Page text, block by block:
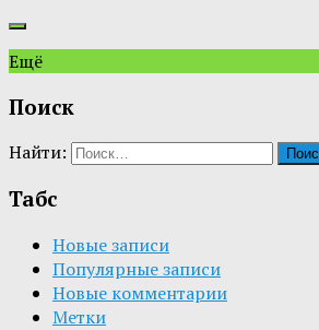
Ещё
Поиск
Найти:
Табс
Новые записи
Популярные записи
Новые комментарии
Метки